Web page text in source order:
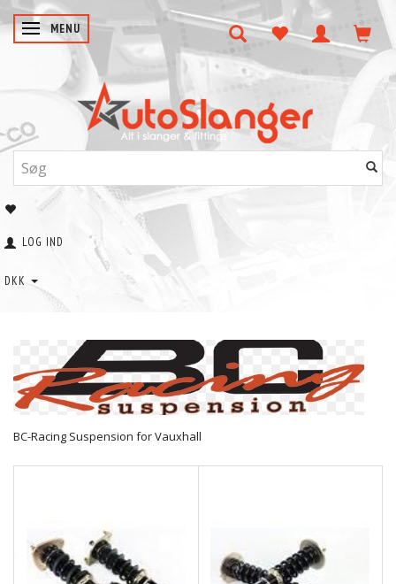
SKIFTE NAVIGATION
MENU
LOG IND
DKK
BC-Racing Suspension for Vauxhall